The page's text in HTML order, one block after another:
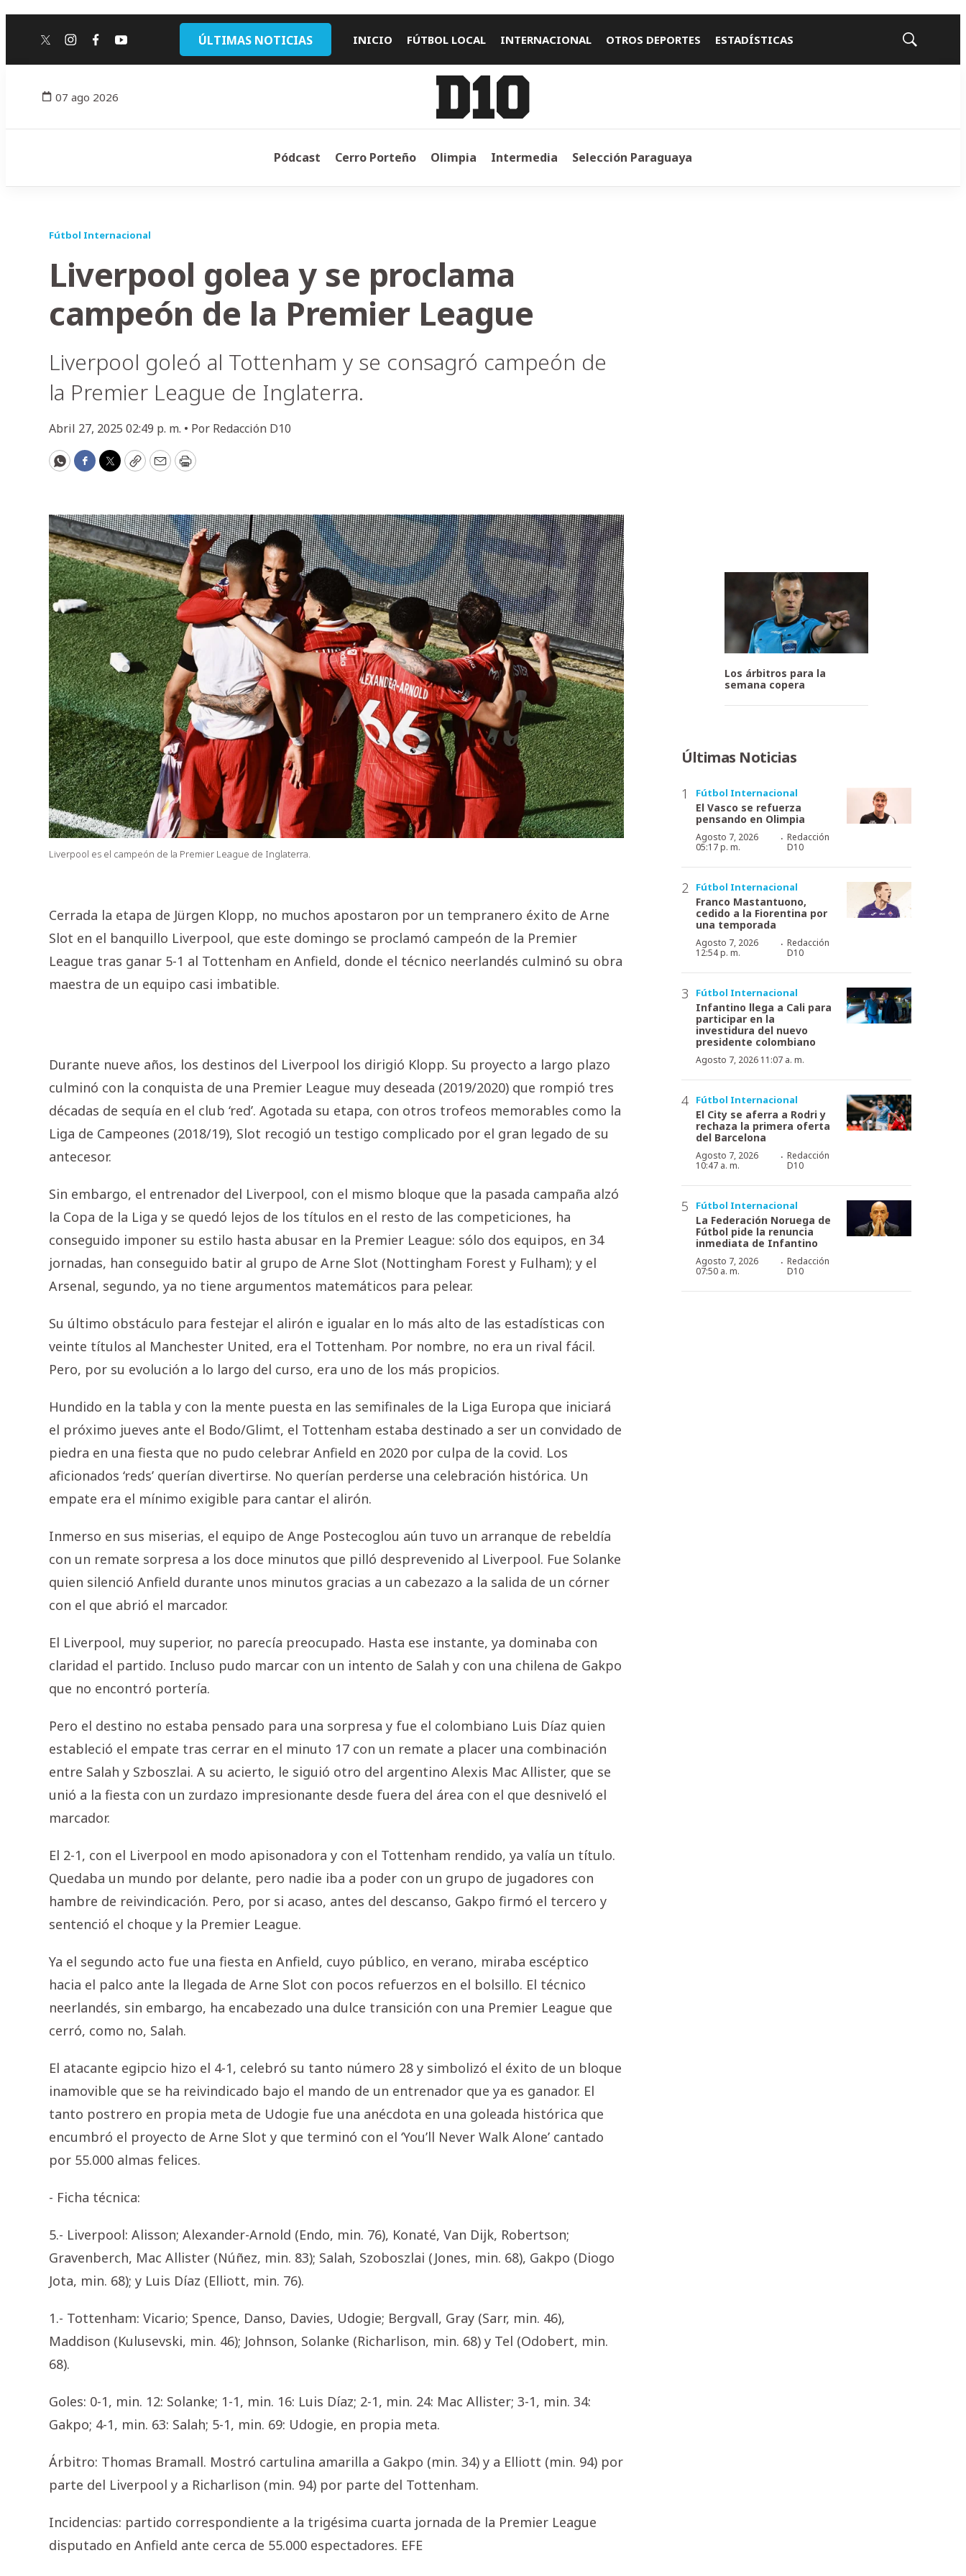
twitterinstagram
facebook
youtube ÚLTIMAS NOTICIAS INICIO FÚTBOL LOCAL INTERNACIONAL OTROS DEPORTES ESTADÍSTICAS
Mostrar
07 ago 2026
Pódcast Cerro Porteño Olimpia Intermedia Selección Paraguaya
Fútbol Internacional
Liverpool golea y se proclama
campeón de la Premier League
Liverpool goleó al Tottenham y se consagró campeón de
la Premier League de Inglaterra.
Abril 27, 2025 02:49 p. m. • Por Redacción D10
WhatsApp
Facebook
Twitter
CopyEmailPrint
Liverpool es el campeón de la Premier League de Inglaterra.
Cerrada la etapa de Jürgen Klopp, no muchos apostaron por un tempranero éxito de Arne
Slot en el banquillo Liverpool, que este domingo se proclamó campeón de la Premier
League tras ganar 5-1 al Tottenham en Anfield, donde el técnico neerlandés culminó su obra
maestra de un equipo casi imbatible.
Durante nueve años, los destinos del Liverpool los dirigió Klopp. Su proyecto a largo plazo
culminó con la conquista de una Premier League muy deseada (2019/2020) que rompió tres
décadas de sequía en el club ‘red’. Agotada su etapa, con otros trofeos memorables como la
Liga de Campeones (2018/19), Slot recogió un testigo complicado por el gran legado de su
antecesor.
Sin embargo, el entrenador del Liverpool, con el mismo bloque que la pasada campaña alzó
la Copa de la Liga y se quedó lejos de los títulos en el resto de las competiciones, ha
conseguido imponer su estilo hasta abusar en la Premier League: sólo dos equipos, en 34
jornadas, han conseguido batir al grupo de Arne Slot (Nottingham Forest y Fulham); y el
Arsenal, segundo, ya no tiene argumentos matemáticos para pelear.
Su último obstáculo para festejar el alirón e igualar en lo más alto de las estadísticas con
veinte títulos al Manchester United, era el Tottenham. Por nombre, no era un rival fácil.
Pero, por su evolución a lo largo del curso, era uno de los más propicios.
Hundido en la tabla y con la mente puesta en las semifinales de la Liga Europa que iniciará
el próximo jueves ante el Bodo/Glimt, el Tottenham estaba destinado a ser un convidado de
piedra en una fiesta que no pudo celebrar Anfield en 2020 por culpa de la covid. Los
aficionados ‘reds’ querían divertirse. No querían perderse una celebración histórica. Un
empate era el mínimo exigible para cantar el alirón.
Inmerso en sus miserias, el equipo de Ange Postecoglou aún tuvo un arranque de rebeldía
con un remate sorpresa a los doce minutos que pilló desprevenido al Liverpool. Fue Solanke
quien silenció Anfield durante unos minutos gracias a un cabezazo a la salida de un córner
con el que abrió el marcador.
El Liverpool, muy superior, no parecía preocupado. Hasta ese instante, ya dominaba con
claridad el partido. Incluso pudo marcar con un intento de Salah y con una chilena de Gakpo
que no encontró portería.
Pero el destino no estaba pensado para una sorpresa y fue el colombiano Luis Díaz quien
estableció el empate tras cerrar en el minuto 17 con un remate a placer una combinación
entre Salah y Szboszlai. A su acierto, le siguió otro del argentino Alexis Mac Allister, que se
unió a la fiesta con un zurdazo impresionante desde fuera del área con el que desniveló el
marcador.
El 2-1, con el Liverpool en modo apisonadora y con el Tottenham rendido, ya valía un título.
Quedaba un mundo por delante, pero nadie iba a poder con un grupo de jugadores con
hambre de reivindicación. Pero, por si acaso, antes del descanso, Gakpo firmó el tercero y
sentenció el choque y la Premier League.
Ya el segundo acto fue una fiesta en Anfield, cuyo público, en verano, miraba escéptico
hacia el palco ante la llegada de Arne Slot con pocos refuerzos en el bolsillo. El técnico
neerlandés, sin embargo, ha encabezado una dulce transición con una Premier League que
cerró, como no, Salah.
El atacante egipcio hizo el 4-1, celebró su tanto número 28 y simbolizó el éxito de un bloque
inamovible que se ha reivindicado bajo el mando de un entrenador que ya es ganador. El
tanto postrero en propia meta de Udogie fue una anécdota en una goleada histórica que
encumbró el proyecto de Arne Slot y que terminó con el ‘You’ll Never Walk Alone’ cantado
por 55.000 almas felices.
- Ficha técnica:
5.- Liverpool: Alisson; Alexander-Arnold (Endo, min. 76), Konaté, Van Dijk, Robertson;
Gravenberch, Mac Allister (Núñez, min. 83); Salah, Szoboszlai (Jones, min. 68), Gakpo (Diogo
Jota, min. 68); y Luis Díaz (Elliott, min. 76).
1.- Tottenham: Vicario; Spence, Danso, Davies, Udogie; Bergvall, Gray (Sarr, min. 46),
Maddison (Kulusevski, min. 46); Johnson, Solanke (Richarlison, min. 68) y Tel (Odobert, min.
68).
Goles: 0-1, min. 12: Solanke; 1-1, min. 16: Luis Díaz; 2-1, min. 24: Mac Allister; 3-1, min. 34:
Gakpo; 4-1, min. 63: Salah; 5-1, min. 69: Udogie, en propia meta.
Árbitro: Thomas Bramall. Mostró cartulina amarilla a Gakpo (min. 34) y a Elliott (min. 94) por
parte del Liverpool y a Richarlison (min. 94) por parte del Tottenham.
Incidencias: partido correspondiente a la trigésima cuarta jornada de la Premier League
disputado en Anfield ante cerca de 55.000 espectadores. EFE
Los árbitros para la
semana copera
Últimas Noticias
Fútbol Internacional
El Vasco se refuerza
pensando en Olimpia
Agosto 7, 2026
05:17 p. m.
· Redacción
D10
Fútbol Internacional
Franco Mastantuono,
cedido a la Fiorentina por
una temporada
Agosto 7, 2026
12:54 p. m.
· Redacción
D10
Fútbol Internacional
Infantino llega a Cali para
participar en la
investidura del nuevo
presidente colombiano
Agosto 7, 2026 11:07 a. m.
Fútbol Internacional
El City se aferra a Rodri y
rechaza la primera oferta
del Barcelona
Agosto 7, 2026
10:47 a. m.
· Redacción
D10
Fútbol Internacional
La Federación Noruega de
Fútbol pide la renuncia
inmediata de Infantino
Agosto 7, 2026
07:50 a. m.
· Redacción
D10